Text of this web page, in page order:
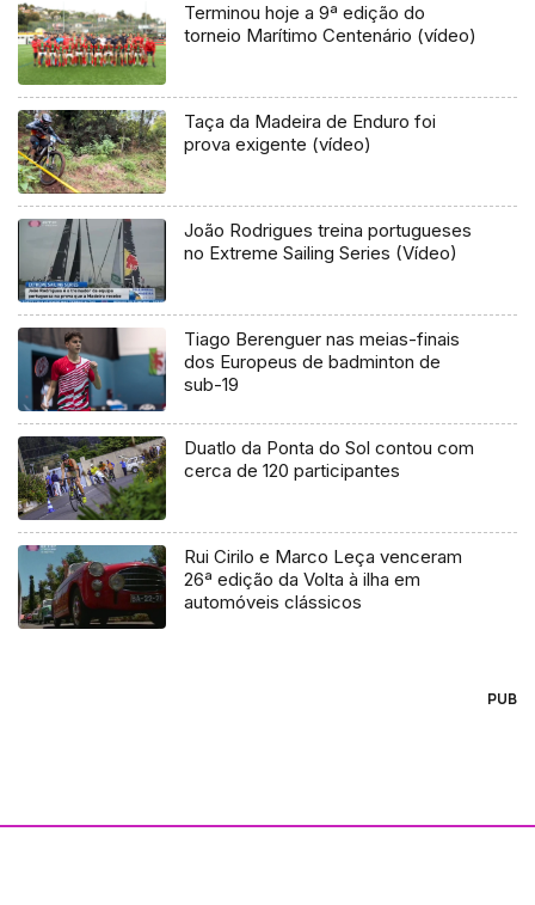
Terminou hoje a 9ª edição do
torneio Marítimo Centenário (vídeo)
Taça da Madeira de Enduro foi
prova exigente (vídeo)
João Rodrigues treina portugueses
no Extreme Sailing Series (Vídeo)
Tiago Berenguer nas meias-finais
dos Europeus de badminton de
sub-19
Duatlo da Ponta do Sol contou com
cerca de 120 participantes
Rui Cirilo e Marco Leça venceram
26ª edição da Volta à ilha em
automóveis clássicos
PUB